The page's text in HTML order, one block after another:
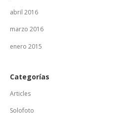
abril 2016
marzo 2016
enero 2015
Categorías
Articles
Solofoto